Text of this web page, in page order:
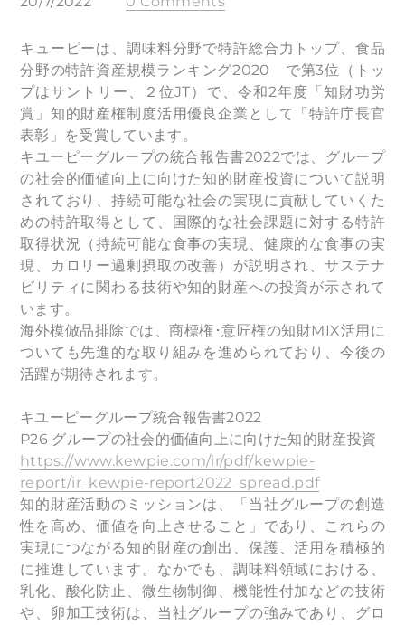
キューピーは、調味料分野で特許総合力トップ、食品
分野の特許資産規模ランキング2020 で第3位（トッ
プはサントリー、２位JT）で、令和2年度「知財功労
賞」知的財産権制度活用優良企業として「特許庁長官
表彰」を受賞しています。
キユーピーグループの統合報告書2022では、グループ
の社会的価値向上に向けた知的財産投資について説明
されており、持続可能な社会の実現に貢献していくた
めの特許取得として、国際的な社会課題に対する特許
取得状況（持続可能な食事の実現、健康的な食事の実
現、カロリー過剰摂取の改善）が説明され、サステナ
ビリティに関わる技術や知的財産への投資が示されて
います。
海外模倣品排除では、商標権･意匠権の知財MIX活用に
ついても先進的な取り組みを進められており、今後の
活躍が期待されます。
キユーピーグループ統合報告書2022
P26 グループの社会的価値向上に向けた知的財産投資
https://www.kewpie.com/ir/pdf/kewpie-
report/ir_kewpie-report2022_spread.pdf
知的財産活動のミッションは、「当社グループの創造
性を高め、価値を向上させること」であり、これらの
実現につながる知的財産の創出、保護、活用を積極的
に推進しています。なかでも、調味料領域における、
乳化、酸化防止、微生物制御、機能性付加などの技術
や、卵加工技術は、当社グループの強みであり、グロ